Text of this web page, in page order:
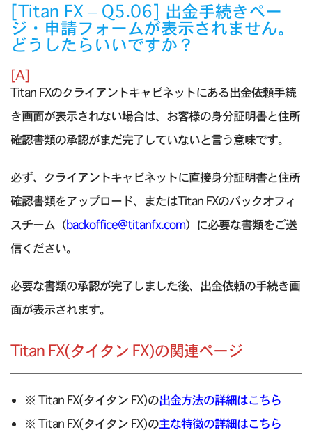
[Titan FX – Q5.06] 出金手続きペー
ジ・申請フォームが表示されません。
どうしたらいいですか？
[A]
Titan FXのクライアントキャビネットにある出金依頼手続
き画面が表示されない場合は、お客様の身分証明書と住所
確認書類の承認がまだ完了していないと言う意味です。
必ず、クライアントキャビネットに直接身分証明書と住所
確認書類をアップロード、またはTitan FXのバックオフィ
スチーム（backoffice@titanfx.com）に必要な書類をご送
信ください。
必要な書類の承認が完了しました後、出金依頼の手続き画
面が表示されます。
Titan FX(タイタン FX)の関連ページ
※ Titan FX(タイタン FX)の出金方法の詳細はこちら
※ Titan FX(タイタン FX)の主な特徴の詳細はこちら